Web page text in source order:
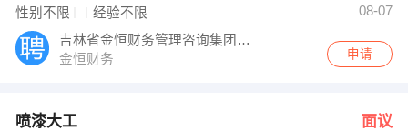
性别不限 经验不限
08-07
吉林省金恒财务管理咨询集团有限公司
金恒财务
申请
喷漆大工 面议